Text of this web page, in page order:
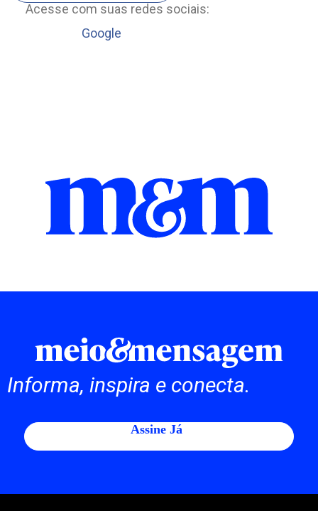
Acesse com suas redes sociais:
Google
Informa, inspira e conecta.
Assine Já